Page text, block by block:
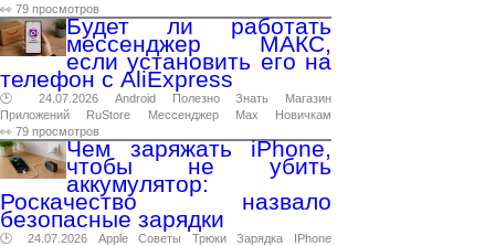
👀 79 просмотров
Будет ли работать
мессенджер МАКС,
если установить его на
телефон с AliExpress
🕑 24.07.2026 Android Полезно Знать
Магазин
Приложений
RuStore Мессенджер Max
Новичкам
👀 79 просмотров
Чем заряжать iPhone,
чтобы не убить
аккумулятор:
Роскачество назвало
безопасные зарядки
🕑 24.07.2026 Apple Советы Трюки Зарядка
IPhone